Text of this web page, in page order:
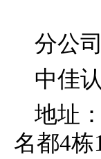
分公
中佳
地址
名都4栋